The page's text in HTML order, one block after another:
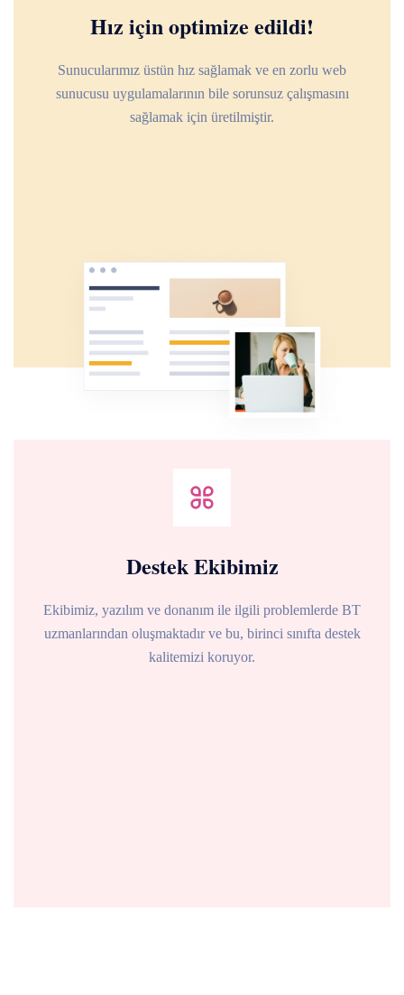
Hız için optimize edildi!
Sunucularımız üstün hız sağlamak ve en zorlu web
sunucusu uygulamalarının bile sorunsuz çalışmasını
sağlamak için üretilmiştir.
Destek Ekibimiz
Ekibimiz, yazılım ve donanım ile ilgili problemlerde BT
uzmanlarından oluşmaktadır ve bu, birinci sınıfta destek
kalitemizi koruyor.